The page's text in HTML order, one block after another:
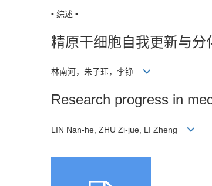
• 综述 •
精原干细胞自我更新与分
林南河，朱子珏，李铮
Research progress in
LIN Nan-he, ZHU Zi-jue, LI Zheng